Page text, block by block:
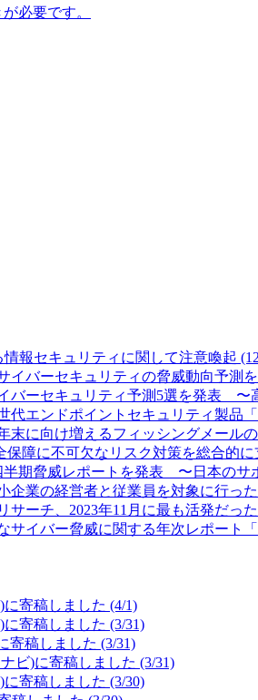
必要です。
報セキュリティに関して注意喚起
イバーセキュリティの脅威動向予
バーセキュリティ予測5選を発表
代エンドポイントセキュリティ製品「
末に向け増えるフィッシングメール
保障に不可欠なリスク対策を総合的
半期脅威レポートを発表 〜日本のサ
企業の経営者と従業員を対象に行っ
サーチ、2023年11月に最も活発だ
サイバー脅威に関する年次レポート
寄稿しました (4/1)
寄稿しました (3/31)
寄稿しました (3/31)
ビ)に寄稿しました (3/31)
寄稿しました (3/30)